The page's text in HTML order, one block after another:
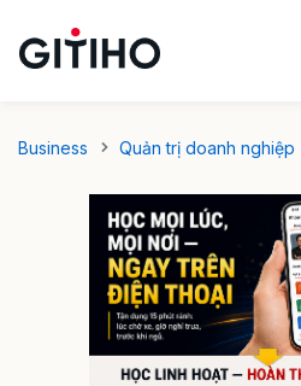
Business Quản trị doanh nghiệp